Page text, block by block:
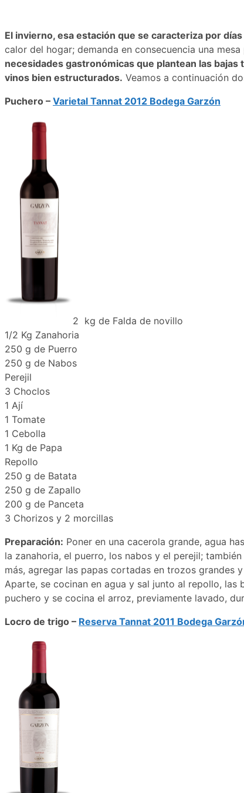
El invierno, esa estación que se caracteriza por
calor del hogar; demanda en consecuencia una
necesidades gastronómicas que plantean las
vinos bien estructurados. Veamos a continuación
Puchero – Varietal Tannat 2012 Bodega Garzón
2 kg de Falda de novillo
1/2 Kg Zanahoria
250 g de Puerro
250 g de Nabos
Perejil
3 Choclos
1 Ají
1 Tomate
1 Cebolla
1 Kg de Papa
Repollo
250 g de Batata
250 g de Zapallo
200 g de Panceta
3 Chorizos y 2 morcillas
Preparación: Poner en una cacerola grande, agua
la zanahoria, el puerro, los nabos y el perejil;
más, agregar las papas cortadas en trozos grandes
Aparte, se cocinan en agua y sal junto al repollo,
puchero y se cocina el arroz, previamente lavado,
Locro de trigo – Reserva Tannat 2011 Bodega